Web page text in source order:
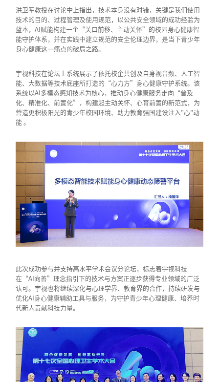
洪卫军教授在讨论中上指出，技术本身没有对错，关键是我们使用
技术的目的、过程管理及使用规范，以公共安全领域的成功经验为
蓝本，AI赋能构建一个“关口前移、主动关怀”的校园身心健康智
能守护体系，并在实践中建立规范的安全伦理边界，是当下青少年
身心健康这一痛点的破局之路。
宇视科技在论坛上系统展示了依托校企共创及自身视音频、人工智
能、大数据等技术底座所打造的“心力方”身心健康守护系统。该
系统以AI多模态感知技术为核心，推动身心健康服务走向“普及
化、精准化、前置化”，构建起主动关怀、心育前置的新范式，为
营造更积极阳光的青少年校园环境、助力教育强国建设注入"心"动
能 。
此次成功参与并支持高水平学术会议分论坛，标志着宇视科技
在“AI向善”理念指引下的技术与方案正逐步获得专业领域的广泛
认可。宇视也将继续深化与心理学界、教育界的合作，持续研发与
优化AI身心健康辅助工具与服务，为守护青少年心理健康、培养时
代新人贡献科技力量。